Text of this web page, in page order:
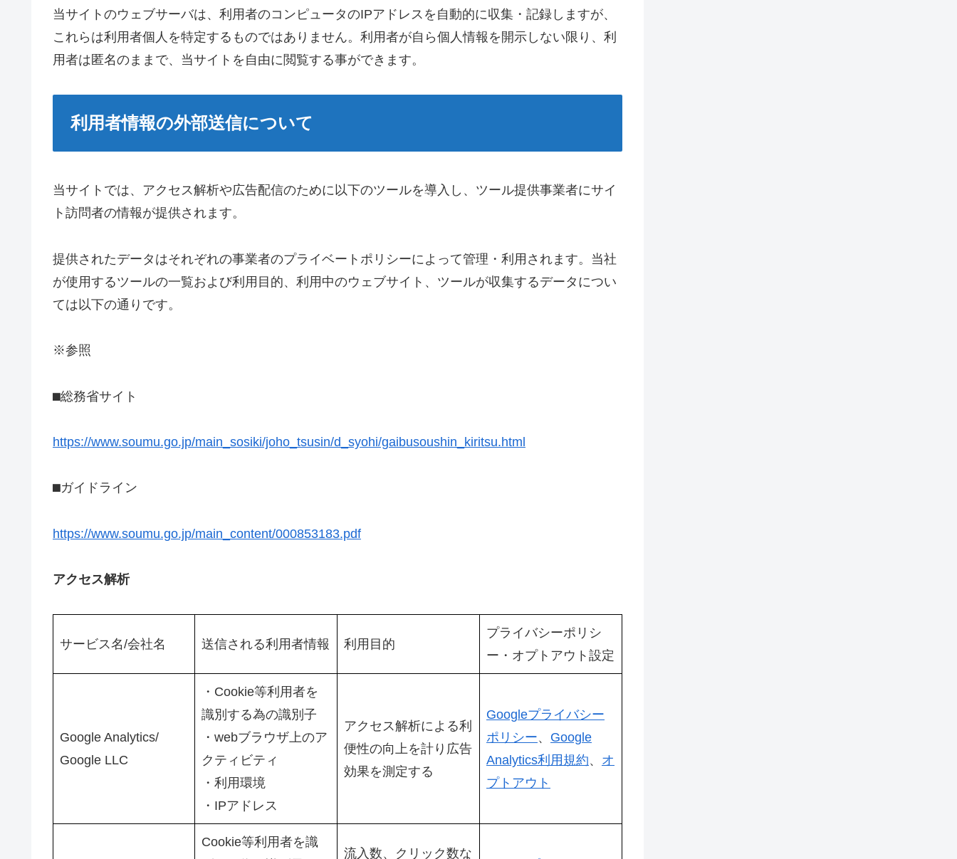
当サイトのウェブサーバは、利用者のコンピュータのIPアドレスを自動的に収集・記録しますが、
これらは利用者個人を特定するものではありません。利用者が自ら個人情報を開示しない限り、利
用者は匿名のままで、当サイトを自由に閲覧する事ができます。
利用者情報の外部送信について
当サイトでは、アクセス解析や広告配信のために以下のツールを導入し、ツール提供事業者にサイ
ト訪問者の情報が提供されます。
提供されたデータはそれぞれの事業者のプライベートポリシーによって管理・利用されます。当社
が使用するツールの一覧および利用目的、利用中のウェブサイト、ツールが収集するデータについ
ては以下の通りです。
※参照
⬛︎総務省サイト
https://www.soumu.go.jp/main_sosiki/joho_tsusin/d_syohi/gaibusoushin_kiritsu.html
⬛︎ガイドライン
https://www.soumu.go.jp/main_content/000853183.pdf
アクセス解析
サービス名/会社名 送信される利用者情報 利用目的
プライバシーポリシ
ー・オプトアウト設定
Google Analytics/
Google LLC
・Cookie等利用者を
識別する為の識別子
・webブラウザ上のア
クティビティ
・利用環境
・IPアドレス
アクセス解析による利
便性の向上を計り広告
効果を測定する
Googleプライバシー
ポリシー、 Google
Analytics利用規約、 オ
プトアウト
Cookie等利用者を識
流入数、クリック数な